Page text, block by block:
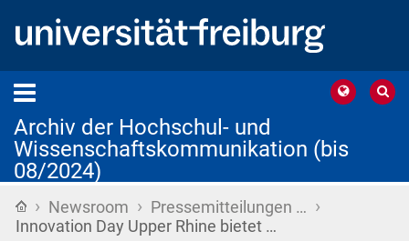
Archiv der Hochschul- und
Wissenschaftskommunikation (bis
08/2024)
Startseite
› Newsroom › Pressemitteilungen … ›
Innovation Day Upper Rhine bietet …